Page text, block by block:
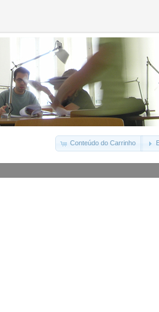
Conteúdo do Carrinho